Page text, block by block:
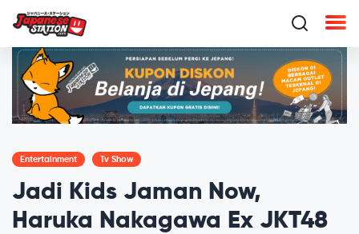
Entertainment Tv Show
Jadi Kids Jaman Now,
Haruka Nakagawa Ex JKT48